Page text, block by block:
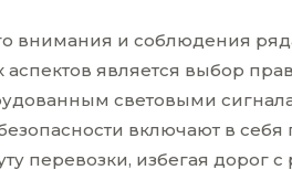
внимания и соблюдения
является выбор
световыми
включают в
перевозки, избегая